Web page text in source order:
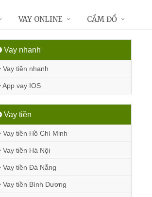
Vay nhanh
Vay tiền nhanh
App vay IOS
Vay tiền
Vay tiền Hồ Chí Minh
Vay tiền Hà Nội
Vay tiền Đà Nẵng
Vay tiền Bình Dương
VAY ONLINE CẦM ĐỒ